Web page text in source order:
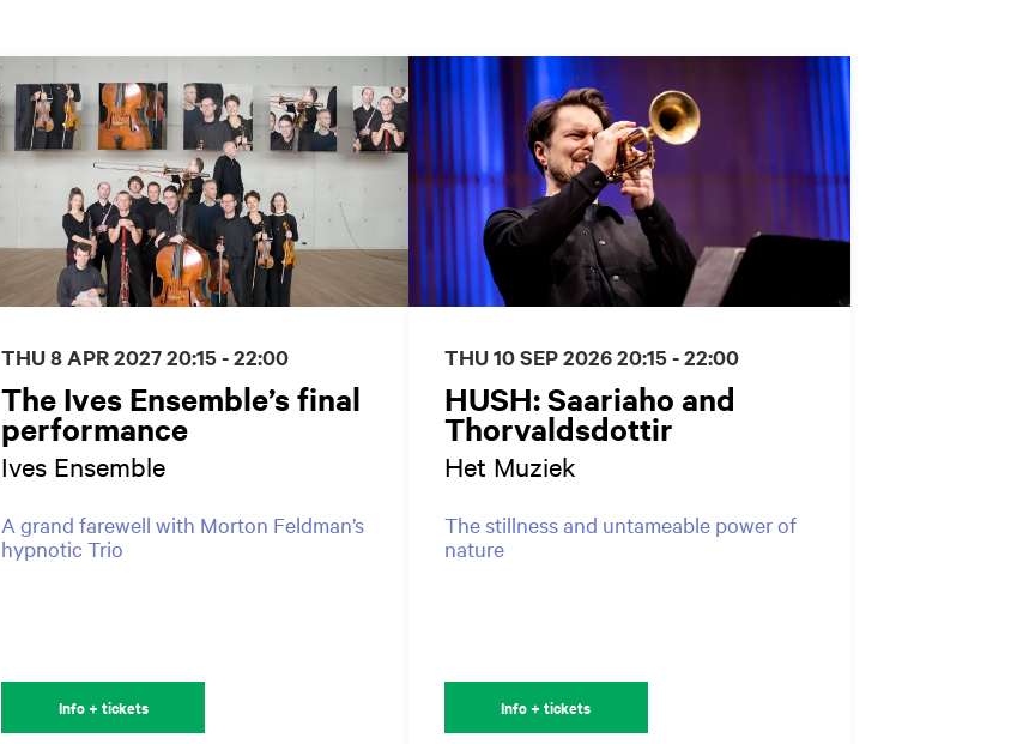
The Ives Ensemble’s final
performance
Ives Ensemble
A grand farewell with Morton Feldman’s
hypnotic Trio
THU 8 APR 202720:15 - 22:00
Info + tickets
HUSH: Saariaho and
Thorvaldsdottir
Het Muziek
The stillness and untameable power of
nature
THU 10 SEP 202620:15 - 22:00
Info + tickets